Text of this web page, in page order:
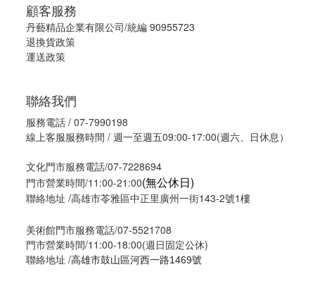
顧客服務
丹藝精品企業有限公司/統編 90955723
退換貨政策
運送政策
聯絡我們
服務電話 / 07-7990198
線上客服服務時間 / 週一至週五09:00-17:00(週六、日休息）
文化門市服務電話/07-7228694
門市營業時間/11:00-21:00(無公休日)
聯絡地址 /高雄市苓雅區中正里廣州一街143-2號1樓
美術館門市服務電話/07-5521708
門市營業時間/11:00-18:00(週日固定公休)
聯絡地址 /高雄市鼓山區河西一路1469號